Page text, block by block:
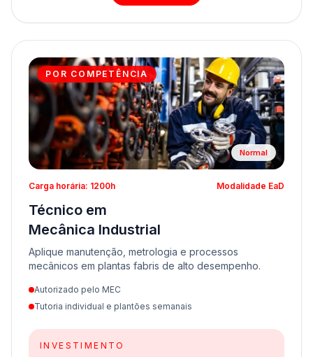
POR COMPETÊNCIA
Normal
Carga horária: 1200h Modalidade EaD
Técnico em
Mecânica Industrial
Aplique manutenção, metrologia e processos
mecânicos em plantas fabris de alto desempenho.
Autorizado pelo MEC
Tutoria individual e plantões semanais
INVESTIMENTO